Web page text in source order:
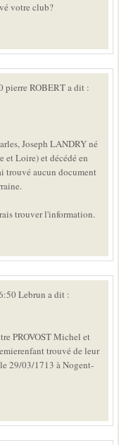
votre club?
pierre ROBERT a dit :
Joseph LANDRY né
et Loire) et décédé en
trouvé aucun document
trouver l'information.
Lebrun a dit :
PROVOST Michel et
trouvé de leur
29/03/1713 à Nogent-